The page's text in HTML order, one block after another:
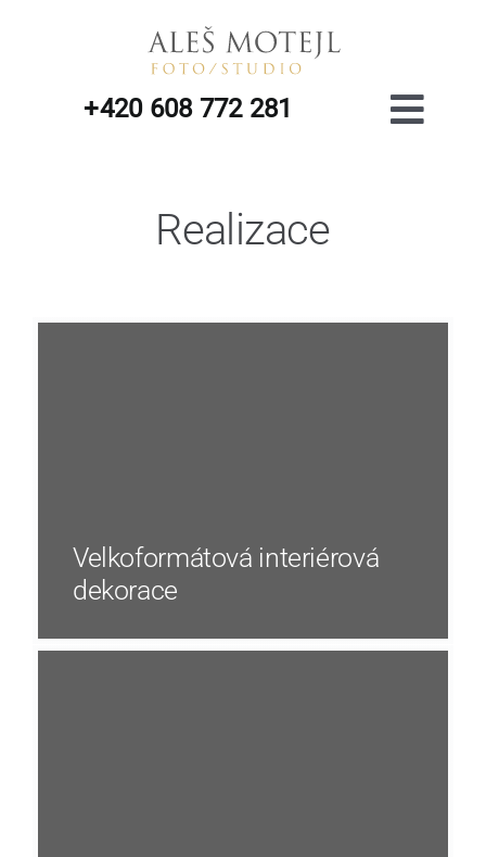
+420 608 772 281
Realizace
Velkoformátová interiérová
dekorace